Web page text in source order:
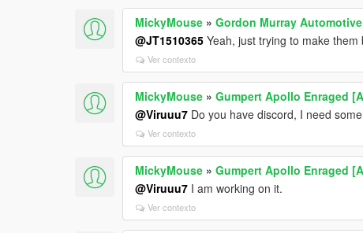
MickyMouse »Gordon Murray
@JT1510365 Yeah, just trying to make
Ver contexto
MickyMouse »Gumpert Apollo Enraged
@Viruuu7 Do you have discord, I need
Ver contexto
MickyMouse »Gumpert Apollo Enraged
@Viruuu7 I am working on it.
Ver contexto